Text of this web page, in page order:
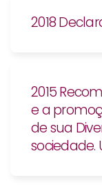
2018
2015
e a
de sua
sociedade.